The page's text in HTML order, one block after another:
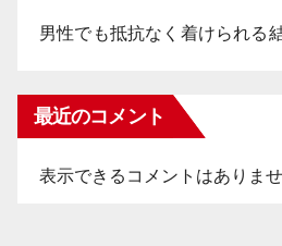
男性でも抵抗なく着けられる
最近のコメント
表示できるコメントはありませ